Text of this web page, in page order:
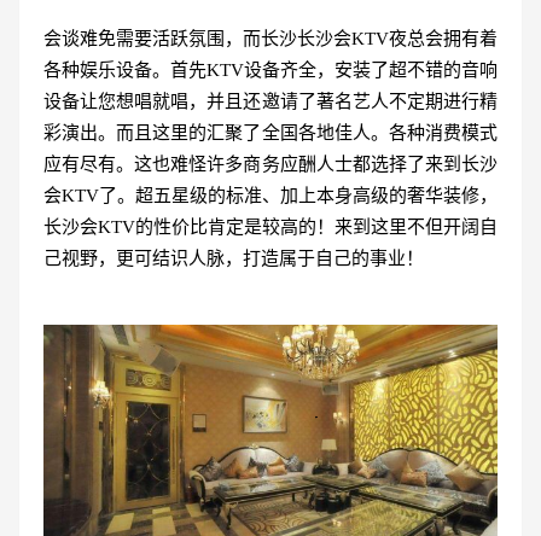
会谈难免需要活跃氛围，而长沙长沙会KTV夜总会拥有着
各种娱乐设备。首先KTV设备齐全，安装了超不错的音响
设备让您想唱就唱，并且还邀请了著名艺人不定期进行精
彩演出。而且这里的汇聚了全国各地佳人。各种消费模式
应有尽有。这也难怪许多商务应酬人士都选择了来到长沙
会KTV了。超五星级的标准、加上本身高级的奢华装修，
长沙会KTV的性价比肯定是较高的！来到这里不但开阔自
己视野，更可结识人脉，打造属于自己的事业！